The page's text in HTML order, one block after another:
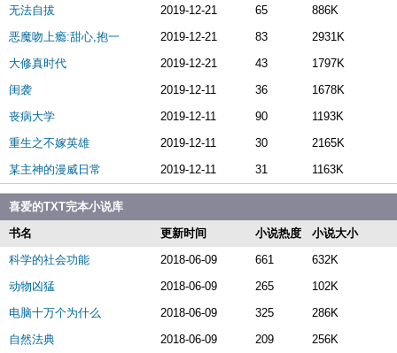
无法自拔
2019-12-21 65
886K
恶魔吻上瘾:甜心,抱一
2019-12-21 83
2931K
大修真时代
2019-12-21 43
1797K
闺袭
2019-12-11 36
1678K
丧病大学
2019-12-11 90
1193K
重生之不嫁英雄
2019-12-11 30
2165K
某主神的漫威日常
2019-12-11 31 1163K
喜爱的TXT完本小说库
书名
更新时间 小说热度
小说大小
科学的社会功能
2018-06-09 661
632K
动物凶猛
2018-06-09 265
102K
电脑十万个为什么
2018-06-09 325
286K
自然法典
2018-06-09 209 256K